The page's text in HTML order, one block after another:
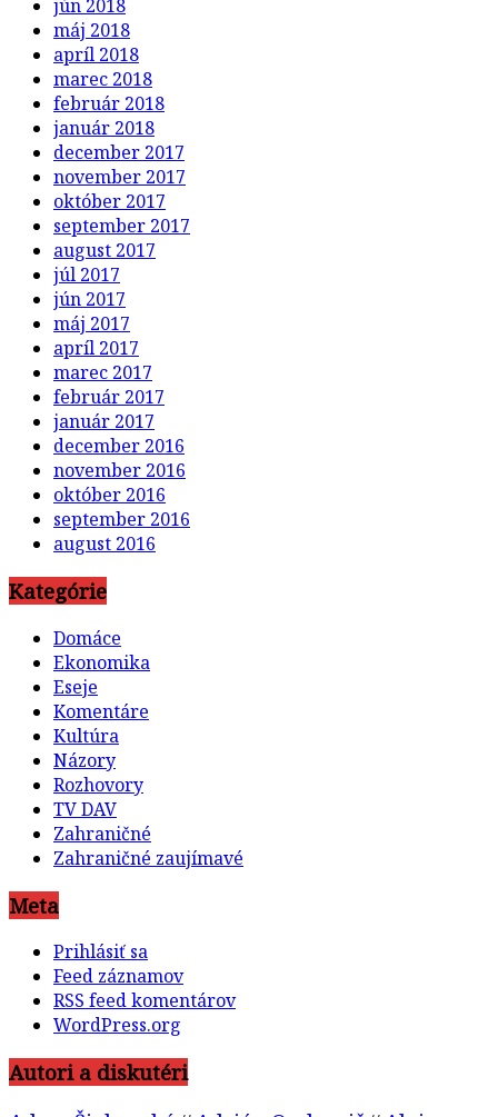
jún 2018
máj 2018
apríl 2018
marec 2018
február 2018
január 2018
december 2017
november 2017
október 2017
september 2017
august 2017
júl 2017
jún 2017
máj 2017
apríl 2017
marec 2017
február 2017
január 2017
december 2016
november 2016
október 2016
september 2016
august 2016
Kategórie
Domáce
Ekonomika
Eseje
Komentáre
Kultúra
Názory
Rozhovory
TV DAV
Zahraničné
Zahraničné zaujímavé
Meta
Prihlásiť sa
Feed záznamov
RSS feed komentárov
WordPress.org
Autori a diskutéri